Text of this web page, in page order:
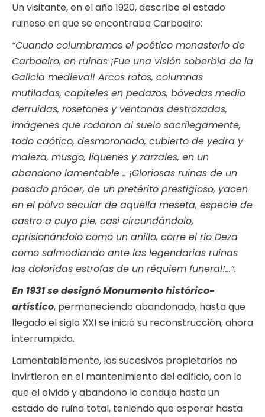
Un visitante, en el año 1920, describe el estado
ruinoso en que se encontraba Carboeiro:
“Cuando columbramos el poético monasterio de
Carboeiro, en ruinas ¡Fue una visión soberbia de la
Galicia medieval! Arcos rotos, columnas
mutiladas, capiteles en pedazos, bóvedas medio
derruidas, rosetones y ventanas destrozadas,
imágenes que rodaron al suelo sacrílegamente,
todo caótico, desmoronado, cubierto de yedra y
maleza, musgo, líquenes y zarzales, en un
abandono lamentable .. ¡Gloriosas ruinas de un
pasado prócer, de un pretérito prestigioso, yacen
en el polvo secular de aquella meseta, especie de
castro a cuyo pie, casi circundándolo,
aprisionándolo como un anillo, corre el rio Deza
como salmodiando ante las legendarias ruinas
las doloridas estrofas de un réquiem funeral!…”.
En 1931 se designó Monumento histórico-
artístico, permaneciendo abandonado, hasta que
llegado el siglo XXI se inició su reconstrucción, ahora
interrumpida.
Lamentablemente, los sucesivos propietarios no
invirtieron en el mantenimiento del edificio, con lo
que el olvido y abandono lo condujo hasta un
estado de ruina total, teniendo que esperar hasta